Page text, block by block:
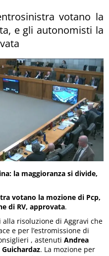
votano la
e gli autonomisti la
la maggioranza si divide,
votano la mozione di Pcp,
di RV, approvata.
alla risoluzione di Aggravi che
e per l’estromissione di
, astenutiAndrea
Guichardaz. La mozione per